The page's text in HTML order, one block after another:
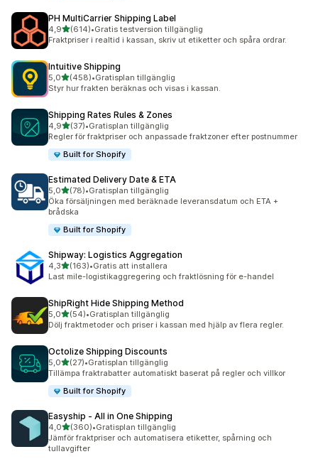
PH MultiCarrier Shipping Label
4,9av 5 stjärnor
(614)
614 recensioner totalt
•Gratis testversion tillgänglig
Fraktpriser i realtid i kassan, skriv ut etiketter och spåra ordrar.
Intuitive Shipping
5,0av 5 stjärnor
(458)
458 recensioner totalt
•Gratisplan tillgänglig
Styr hur frakten beräknas och visas i kassan.
Shipping Rates Rules & Zones
4,9av 5 stjärnor
(37)
37 recensioner totalt
•Gratisplan tillgänglig
Regler för fraktpriser och anpassade fraktzoner efter postnummer
Built for Shopify
Estimated Delivery Date & ETA
5,0av 5 stjärnor
(78)
78 recensioner totalt
•Gratisplan tillgänglig
Öka försäljningen med beräknade leveransdatum och ETA +
brådska
Built for Shopify
Shipway: Logistics Aggregation
4,3av 5 stjärnor
(163)
163 recensioner totalt
•Gratis att installera
Last mile-logistikaggregering och fraktlösning för e-handel
ShipRight Hide Shipping Method
5,0av 5 stjärnor
(54)
54 recensioner totalt
•Gratisplan tillgänglig
Dölj fraktmetoder och priser i kassan med hjälp av flera regler.
Octolize Shipping Discounts
5,0av 5 stjärnor
(27)
27 recensioner totalt
•Gratisplan tillgänglig
Tillämpa fraktrabatter automatiskt baserat på regler och villkor
Built for Shopify
Easyship ‑ All in One Shipping
4,0av 5 stjärnor
(360)
360 recensioner totalt
•Gratisplan tillgänglig
Jämför fraktpriser och automatisera etiketter, spårning och
tullavgifter